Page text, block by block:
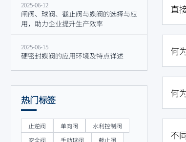
2025-06-12
闸阀、球阀、截止阀与蝶阀的选择与应
用，助力企业提升生产效率
2025-06-15
硬密封蝶阀的应用环境及特点详述
热门标签
止逆阀 单向阀
水利控制阀
安全阀
手动球阀
截止阀
直
何
何
不